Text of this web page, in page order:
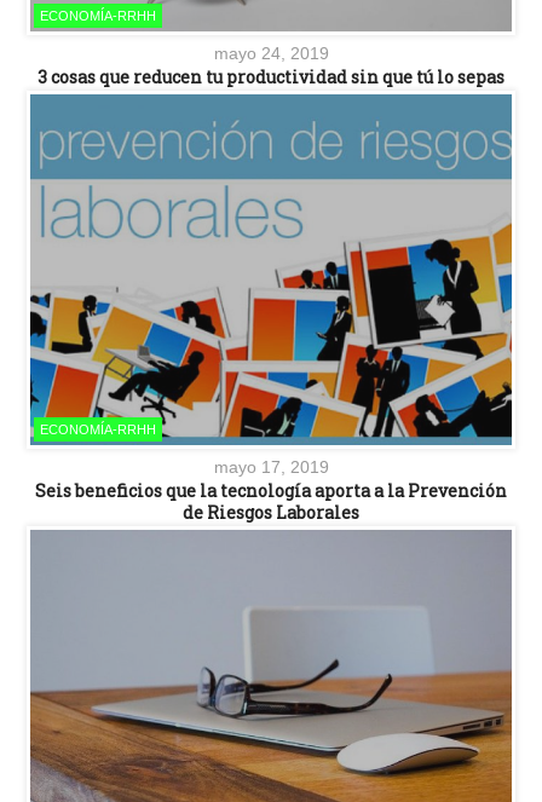
ECONOMÍA-RRHH
mayo 24, 2019
3 cosas que reducen tu productividad sin que tú lo sepas
ECONOMÍA-RRHH
mayo 17, 2019
Seis beneficios que la tecnología aporta a la Prevención
de Riesgos Laborales